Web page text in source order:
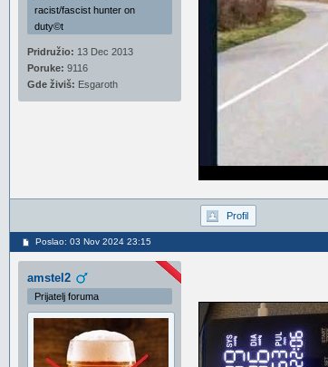
racist/fascist hunter on
duty©t
Pridružio: 13 Dec 2013
Poruke: 9116
Gde živiš: Esgaroth
Profil
Poslao: 03 Nov 2024 23:15
amstel2
Prijatelj foruma